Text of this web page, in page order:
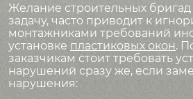
Желание строительных бригад
задачу, часто приводит к
монтажниками требований
установке пластиковых окон.
заказчикам стоит требовать
нарушений сразу же, если
нарушения: